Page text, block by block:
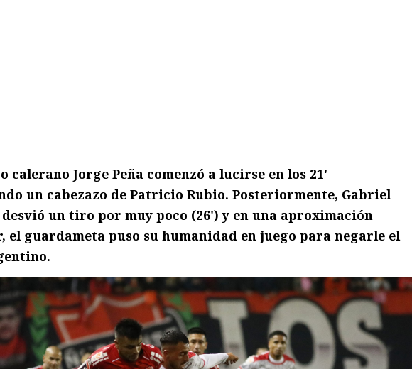
calerano Jorge Peña comenzó a lucirse en los 21'
un cabezazo de Patricio Rubio. Posteriormente, Gabriel
un tiro por muy poco (26') y en una aproximación
el guardameta puso su humanidad en juego para negarle el